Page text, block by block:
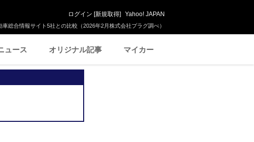
総合情報サイト5社との比較（2026年2月株式会社プラグ調べ）
ログイン [新規取得] Yahoo! JAPAN
ュース オリジナル記事 マイカー